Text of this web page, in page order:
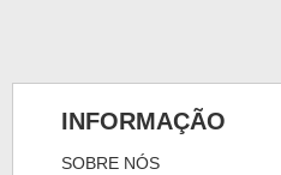
INFORMAÇÃO
SOBRE NÓS